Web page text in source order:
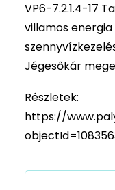
VP6-7.2.1.4-17
villamos
Jégesőkár
Részletek:
https://